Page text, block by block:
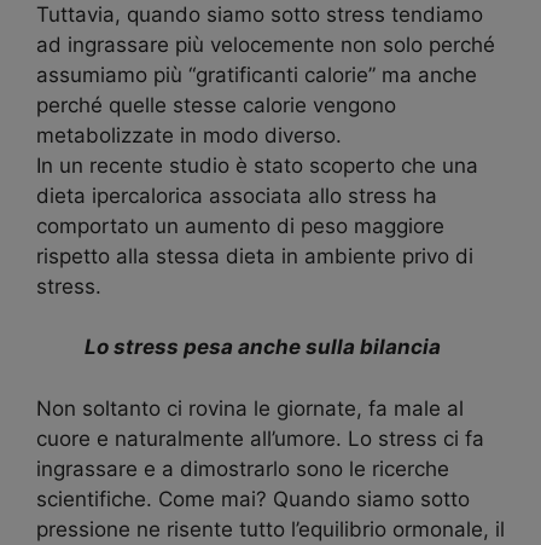
Tuttavia, quando siamo sotto stress tendiamo
ad ingrassare più velocemente non solo perché
assumiamo più “gratificanti calorie” ma anche
perché quelle stesse calorie vengono
metabolizzate in modo diverso.
In un recente studio è stato scoperto che una
dieta ipercalorica associata allo stress ha
comportato un aumento di peso maggiore
rispetto alla stessa dieta in ambiente privo di
stress.
Lo stress pesa anche sulla bilancia
Non soltanto ci rovina le giornate, fa male al
cuore e naturalmente all’umore. Lo stress ci fa
ingrassare e a dimostrarlo sono le ricerche
scientifiche. Come mai? Quando siamo sotto
pressione ne risente tutto l’equilibrio ormonale, il